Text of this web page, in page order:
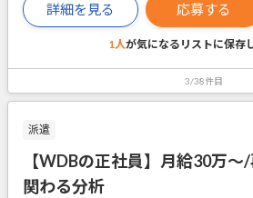
詳細を見る 応募する
1人が気になるリストに保存
3/38件目
派遣
【WDBの正社員】月給30万
関わる分析